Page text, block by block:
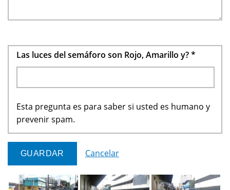
Las luces del semáforo son Rojo, Amarillo y?*
Esta pregunta es para saber si usted es humano y
prevenir spam.
Cancelar